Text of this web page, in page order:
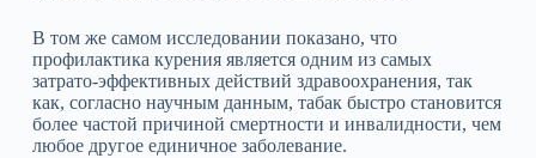
В том же самом исследовании показано, что
профилактика курения является одним из самых
затрато‑эффективных действий здравоохранения, так
как, согласно научным данным, табак быстро становится
более частой причиной смертности и инвалидности, чем
любое другое единичное заболевание.